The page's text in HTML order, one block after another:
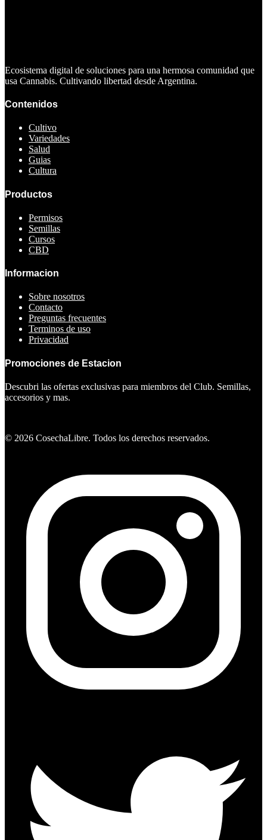
Ecosistema digital de soluciones para una hermosa comunidad que
usa Cannabis. Cultivando libertad desde Argentina.
Contenidos
Cultivo
Variedades
Salud
Guias
Cultura
Productos
Permisos
Semillas
Cursos
CBD
Informacion
Sobre nosotros
Contacto
Preguntas frecuentes
Terminos de uso
Privacidad
Promociones de Estacion
Descubri las ofertas exclusivas para miembros del Club. Semillas,
accesorios y mas.
© 2026 CosechaLibre. Todos los derechos reservados.